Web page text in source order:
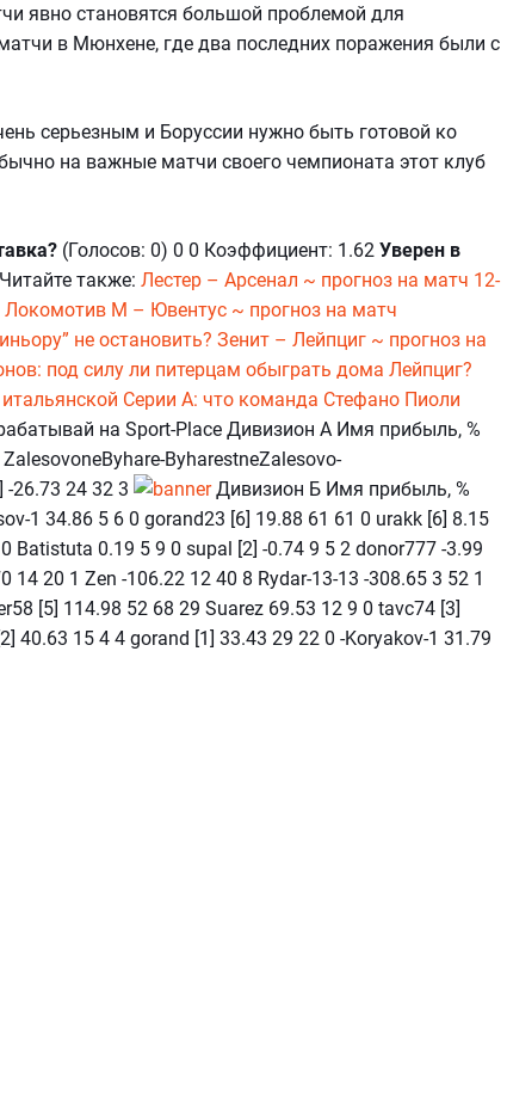
явно становятся большой проблемой для
в Мюнхене, где два последних поражения были с
серьезным и Боруссии нужно быть готовой ко
на важные матчи своего чемпионата этот клуб
(Голосов: 0) 0 0 Коэффициент: 1.62 Уверен в
также: Лестер – Арсенал ~ прогноз на матч 12-
Локомотив М – Ювентус ~ прогноз на матч
не остановить? Зенит – Лейпциг ~ прогноз на
под силу ли питерцам обыграть дома Лейпциг?
Серии А: что команда Стефано Пиоли
на Sport-Place Дивизион А Имя прибыль, %
ByharestneZalesovo-
-26.73 24 32 3
Дивизион Б Имя прибыль, %
1 34.86 5 6 0 gorand23 [6] 19.88 61 61 0 urakk [6] 8.15
Batistuta 0.19 5 9 0 supal [2] -0.74 9 5 2 donor777 -3.99
20 1 Zen -106.22 12 40 8 Rydar-13-13 -308.65 3 52 1
[5] 114.98 52 68 29 Suarez 69.53 12 9 0 tavc74 [3]
40.63 15 4 4 gorand [1] 33.43 29 22 0 -Koryakov-1 31.79